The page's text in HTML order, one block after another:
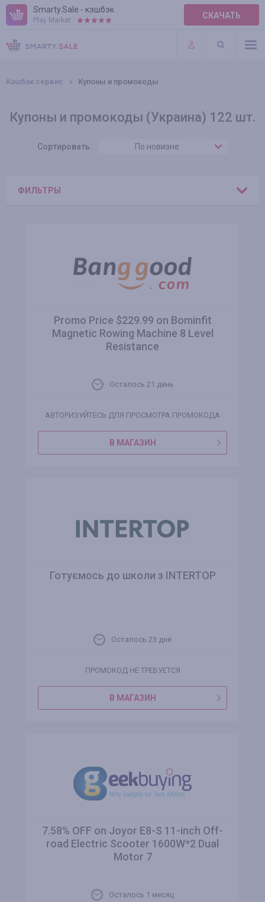
Smarty.Sale - кэшбэк
Play Market: СКАЧАТЬ
ПРАВИЛА
ПЛАГИНЫ
Кэшбэк сервис Купоны и промокоды
Купоны и промокоды (Украина) 122 шт.
Сортировать: По новизне
ФИЛЬТРЫ
Promo Price $229.99 on Bominfit
Magnetic Rowing Machine 8 Level
Resistance
Осталось 21 день
АВТОРИЗУЙТЕСЬ ДЛЯ ПРОСМОТРА ПРОМОКОДА
В МАГАЗИН
Готуємось до школи з INTERTOP
Осталось 23 дня
ПРОМОКОД НЕ ТРЕБУЕТСЯ
В МАГАЗИН
7.58% OFF on Joyor E8-S 11-inch Off-
road Electric Scooter 1600W*2 Dual
Motor 7
Осталось 1 месяц